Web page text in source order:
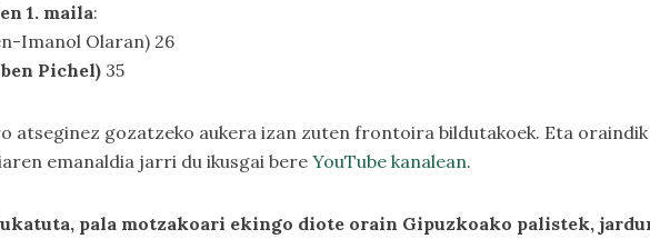
1. maila:
Imanol Olaran) 26
Pichel) 35
atseginez gozatzeko aukera izan zuten frontoira bildutakoek. Eta
emanaldia jarri du ikusgai bereYouTube kanalean.
pala motzakoari ekingo diote orain Gipuzkoako palistek,